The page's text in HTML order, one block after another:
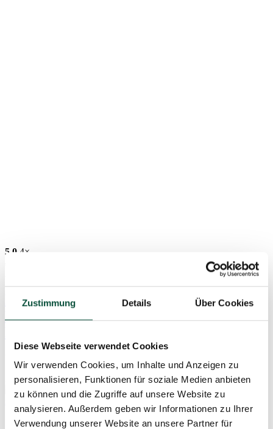
Zustimmung Details Über Cookies
Diese Webseite verwendet Cookies
Wir verwenden Cookies, um Inhalte und Anzeigen zu
personalisieren, Funktionen für soziale Medien anbieten
zu können und die Zugriffe auf unsere Website zu
analysieren. Außerdem geben wir Informationen zu Ihrer
Verwendung unserer Website an unsere Partner für
5,0 4×
Künstlicher Weihnachtsbaum 3D Fichte
Exklusiv mit LED-Beleuchtung 180cm
3DSELED180